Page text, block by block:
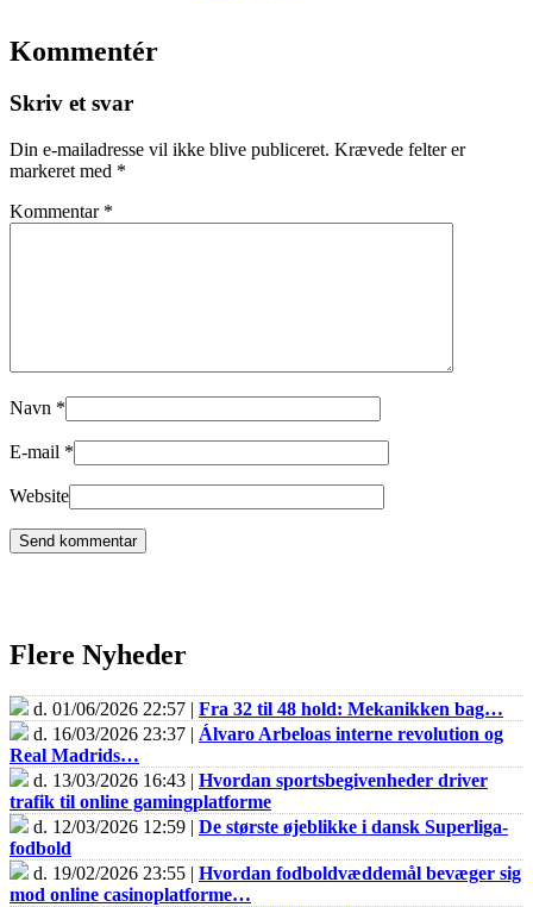
Kommentér
Skriv et svar
Din e-mailadresse vil ikke blive publiceret. Krævede felter er
markeret med *
Kommentar *
Navn *
E-mail *
Website
Flere Nyheder
d. 01/06/2026 22:57 | Fra 32 til 48 hold: Mekanikken bag…
d. 16/03/2026 23:37 | Álvaro Arbeloas interne revolution og
Real Madrids…
d. 13/03/2026 16:43 | Hvordan sportsbegivenheder driver
trafik til online gamingplatforme
d. 12/03/2026 12:59 | De største øjeblikke i dansk Superliga-
fodbold
d. 19/02/2026 23:55 | Hvordan fodboldvæddemål bevæger sig
mod online casinoplatforme…